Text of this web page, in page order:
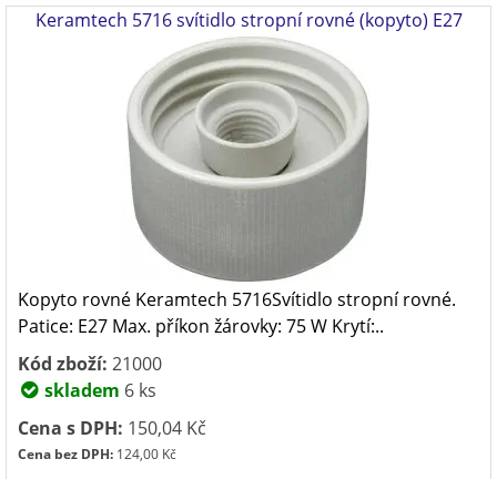
Keramtech 5716 svítidlo stropní rovné (kopyto) E27
Kopyto rovné Keramtech 5716Svítidlo stropní rovné.
Patice: E27 Max. příkon žárovky: 75 W Krytí:..
Kód zboží: 21000
skladem 6 ks
Cena s DPH: 150,04 Kč
Cena bez DPH: 124,00 Kč